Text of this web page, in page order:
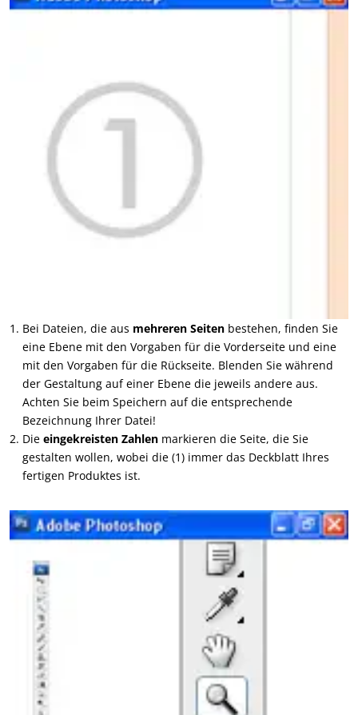
Bei Dateien, die aus mehreren Seiten bestehen, finden Sie
eine Ebene mit den Vorgaben für die Vorderseite und eine
mit den Vorgaben für die Rückseite. Blenden Sie während
der Gestaltung auf einer Ebene die jeweils andere aus.
Achten Sie beim Speichern auf die entsprechende
Bezeichnung Ihrer Datei!
Die eingekreisten Zahlen markieren die Seite, die Sie
gestalten wollen, wobei die (1) immer das Deckblatt Ihres
fertigen Produktes ist.